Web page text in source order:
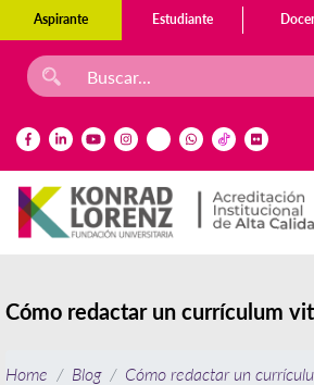
Aspirante Estudiante
Cómo redactar un currículum
Home Blog Cómo redactar un